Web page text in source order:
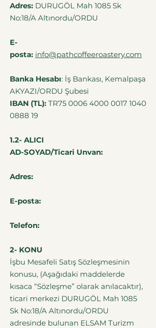
Adres: DURUGÖL Mah 1085 Sk
No:18/A Altınordu/ORDU
E-
posta: info@pathcoffeeroastery.com
Banka Hesabı: İş Bankası, Kemalpaşa
AKYAZI/ORDU Şubesi
IBAN (TL): TR75 0006 4000 0017 1040
0888 19
1.2- ALICI
AD-SOYAD/Ticari Unvan:
Adres:
E-posta:
Telefon:
2- KONU
İşbu Mesafeli Satış Sözleşmesinin
konusu, (Aşağıdaki maddelerde
kısaca “Sözleşme” olarak anılacaktır),
ticari merkezi DURUGÖL Mah 1085
Sk No:18/A Altınordu/ORDU
adresinde bulunan ELSAM Turizm